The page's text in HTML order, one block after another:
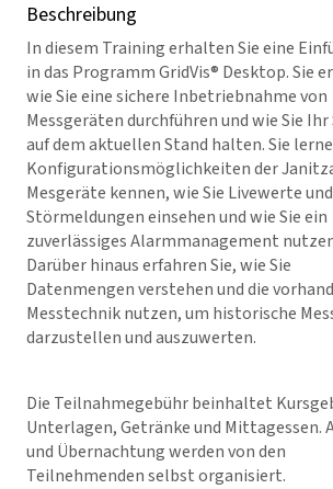
Beschreibung
In diesem Training erhalten Sie eine
in das Programm GridVis® Desktop. Sie
wie Sie eine sichere Inbetriebnahme von
Messgeräten durchführen und wie Sie Ihr
auf dem aktuellen Stand halten. Sie
Konfigurationsmöglichkeiten der
Mesgeräte kennen, wie Sie Livewerte und
Störmeldungen einsehen und wie Sie ein
zuverlässiges Alarmmanagement
Darüber hinaus erfahren Sie, wie Sie
Datenmengen verstehen und die
Messtechnik nutzen, um historische
darzustellen und auszuwerten.
Die Teilnahmegebühr beinhaltet
Unterlagen, Getränke und Mittagessen.
und Übernachtung werden von den
Teilnehmenden selbst organisiert.